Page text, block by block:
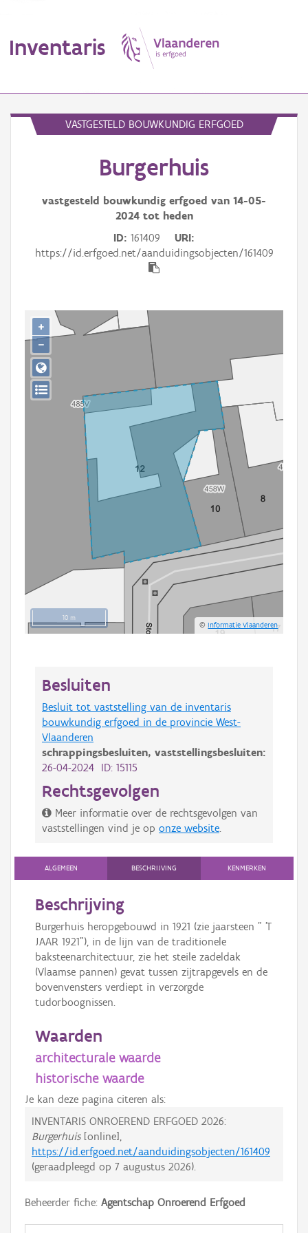
Inventaris
Aanduidingsobject
Thema
Persoon of collectief
Downloads
Hergebruik
VASTGESTELD BOUWKUNDIG ERFGOED
Burgerhuis
vastgesteld bouwkundig erfgoed van 14-05-
2024tot heden
ID 161409
URI
https://id.erfgoed.net/aanduidingsobjecten/161409
10 m
©Informatie Vlaanderen
+
−
Besluiten
Besluit tot vaststelling van de inventaris
bouwkundig erfgoed in de provincie West-
Vlaanderen
schrappingsbesluiten, vaststellingsbesluiten:
26-04-2024 ID: 15115
Rechtsgevolgen
Meer informatie over de rechtsgevolgen van
vaststellingen vind je op onze website
ALGEMEEN BESCHRIJVING KENMERKEN
Beschrijving
Burgerhuis heropgebouwd in 1921 (zie jaarsteen " 'T
JAAR 1921"), in de lijn van de traditionele
baksteenarchitectuur, zie het steile zadeldak
(Vlaamse pannen) gevat tussen zijtrapgevels en de
bovenvensters verdiept in verzorgde
tudorboognissen.
Waarden
architecturale waarde
historische waarde
Je kan deze pagina citeren als:
INVENTARIS ONROEREND ERFGOED 2026:
Burgerhuis[online],
https://id.erfgoed.net/aanduidingsobjecten/161409
(geraadpleegd op 7 augustus 2026).
Beheerder fiche: Agentschap Onroerend Erfgoed